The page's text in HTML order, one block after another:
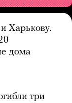
Харькову.
дома
три